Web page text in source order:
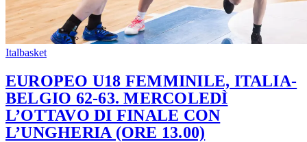
Italbasket
EUROPEO U18 FEMMINILE, ITALIA-
BELGIO 62-63. MERCOLEDÌ
L’OTTAVO DI FINALE CON
L’UNGHERIA (ORE 13.00)